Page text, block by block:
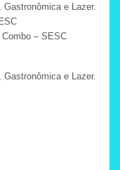
e Lazer.
– SESC
e Lazer.